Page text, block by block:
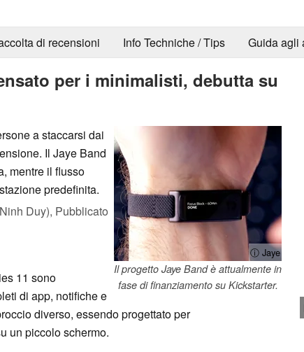
di recensioni Info Techniche / Tips Guida agli
per i minimalisti, debutta su
ⓘ Jaye
Il progetto Jaye Band è attualmente in
fase di finanziamento su Kickstarter.
a staccarsi dai
Il Jaye Band
mentre il flusso
predefinita.
Duy), Pubblicato
11 sono
di app, notifiche e
diverso, essendo progettato per
un piccolo schermo.